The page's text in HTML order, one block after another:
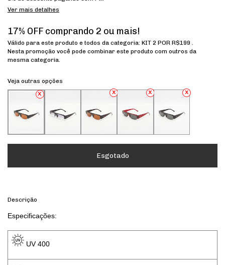
Ver mais detalhes
17% OFF comprando 2 ou mais!
Válido para este produto e todos da categoria: KIT 2 POR R$199 .
Nesta promoção você pode combinar este produto com outros da
mesma categoria.
Veja outras opções
Descrição
Especificações:
UV 400